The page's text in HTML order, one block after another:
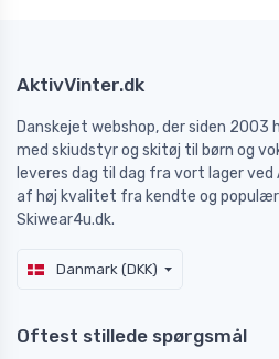
AktivVinter.dk
Danskejet webshop, der siden
med skiudstyr og skitøj til børn og
leveres dag til dag fra vort lager
af høj kvalitet fra kendte og
Skiwear4u.dk.
Danmark (DKK)
Oftest stillede spørgsmål